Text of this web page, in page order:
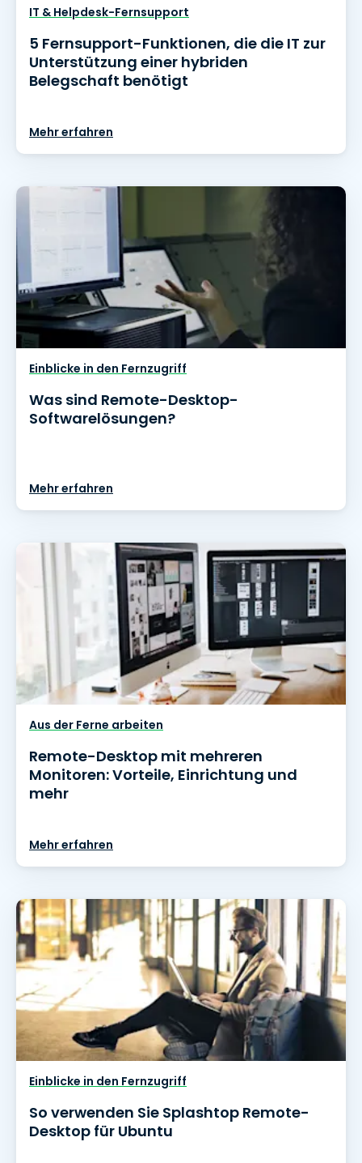
IT & Helpdesk-Fernsupport
5 Fernsupport-Funktionen, die die IT zur
Unterstützung einer hybriden
Belegschaft benötigt
Mehr erfahren
Einblicke in den Fernzugriff
Was sind Remote-Desktop-
Softwarelösungen?
Mehr erfahren
Aus der Ferne arbeiten
Remote-Desktop mit mehreren
Monitoren: Vorteile, Einrichtung und
mehr
Mehr erfahren
Einblicke in den Fernzugriff
So verwenden Sie Splashtop Remote-
Desktop für Ubuntu